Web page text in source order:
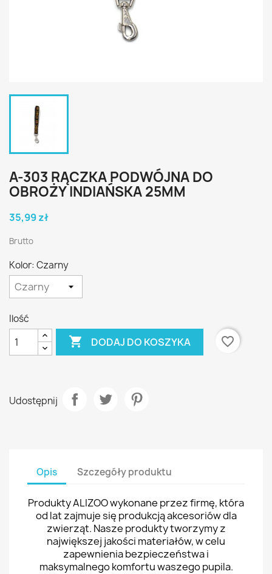
A-303 RĄCZKA PODWÓJNA DO
OBROŻY INDIAŃSKA 25MM
35,99 zł
Brutto
Kolor: Czarny
Ilość
 DODAJ DO KOSZYKA favorite_border
Udostępnij
Opis Szczegóły produktu
Produkty ALIZOO wykonane przez firmę, która
od lat zajmuje się produkcją akcesoriów dla
zwierząt. Nasze produkty tworzymy z
największej jakości materiałów, w celu
zapewnienia bezpieczeństwa i
maksymalnego komfortu waszego pupila.